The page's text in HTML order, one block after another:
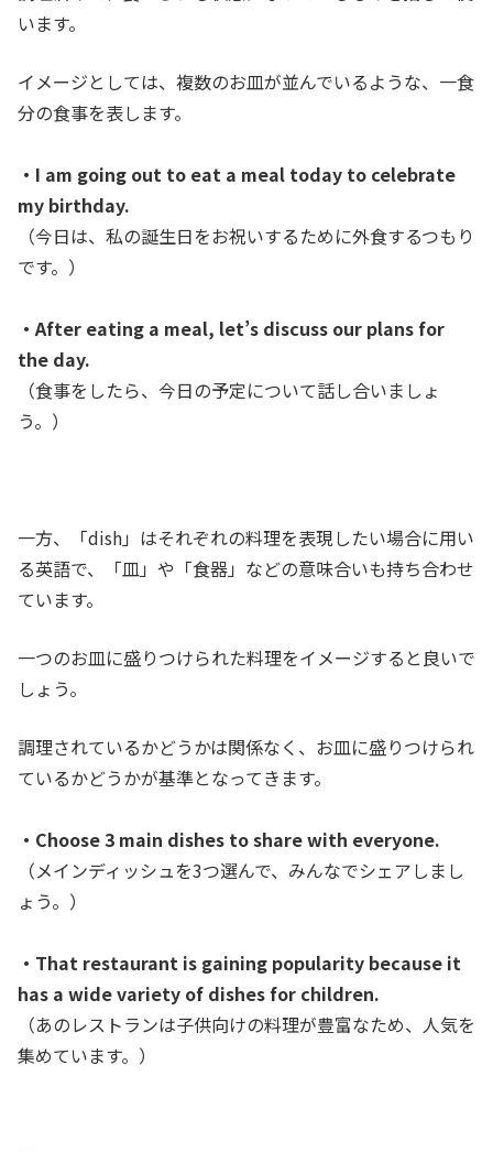
います。
イメージとしては、複数のお皿が並んでいるような、一食
分の食事を表します。
・I am going out to eat a meal today to celebrate
my birthday.
（今日は、私の誕生日をお祝いするために外食するつもり
です。）
・After eating a meal, let’s discuss our plans for
the day.
（食事をしたら、今日の予定について話し合いましょ
う。）
一方、「dish」はそれぞれの料理を表現したい場合に用い
る英語で、「皿」や「食器」などの意味合いも持ち合わせ
ています。
一つのお皿に盛りつけられた料理をイメージすると良いで
しょう。
調理されているかどうかは関係なく、お皿に盛りつけられ
ているかどうかが基準となってきます。
・Choose 3 main dishes to share with everyone.
（メインディッシュを3つ選んで、みんなでシェアしまし
ょう。）
・That restaurant is gaining popularity because it
has a wide variety of dishes for children.
（あのレストランは子供向けの料理が豊富なため、人気を
集めています。）